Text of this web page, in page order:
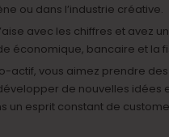
ou dans l’industrie créative.
avec les chiffres et avez
économique, bancaire et la
actif, vous aimez prendre des
de nouvelles idées
un esprit constant de